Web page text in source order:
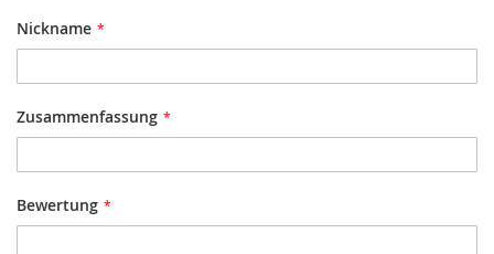
Nickname
Zusammenfassung
Bewertung